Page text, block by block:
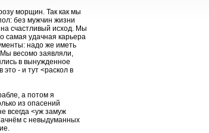
морщин. Так как мы
без мужчин жизни
счастливый исход. Мы
самая удачная карьера
надо же иметь
Мы весомо заявляли,
в вынужденное
- и тут <раскол в
а потом я
из опасений
всегда <уж замуж
с невыдуманных